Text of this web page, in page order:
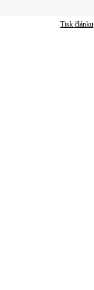
Tisk článku